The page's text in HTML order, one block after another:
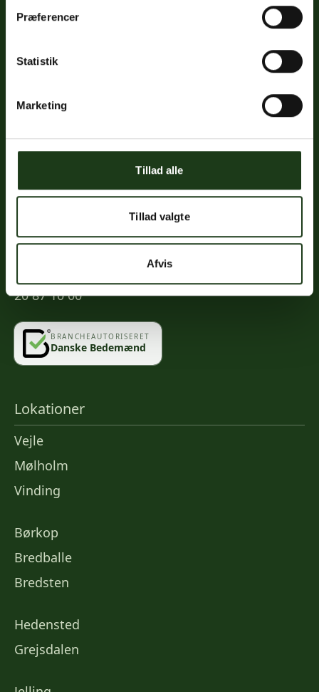
Præferencer
Statistik
Marketing
Tillad alle
Tillad valgte
Afvis
Google
Links
Mindeportal
Kontakt
info@vahlogwetche.dk
20 87 10 00
BRANCHEAUTORISERET
Danske Bedemænd
Lokationer
Vejle
Mølholm
Vinding
Børkop
Bredballe
Bredsten
Hedensted
Grejsdalen